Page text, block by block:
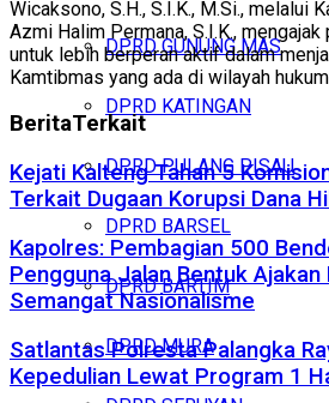
DPRD GUNUNG MAS
DPRD KATINGAN
DPRD PULANG PISAU
DPRD BARSEL
DPRD BARTIM
DPRD MURA
Wicaksono, S.H., S.I.K., M.Si., melalui
Azmi Halim Permana, S.I.K., mengajak
untuk lebih berperan aktif dalam
Kamtibmas yang ada di wilayah
BeritaTerkait
Kejati Kalteng Tahan 5
Terkait Dugaan Korupsi Dana
Kapolres: Pembagian 500
Pengguna Jalan Bentuk
Semangat Nasionalisme
Satlantas Polresta Palangka
Kepedulian Lewat Program 1